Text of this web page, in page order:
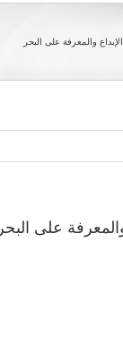
والمعرفة على البحر
على البحر